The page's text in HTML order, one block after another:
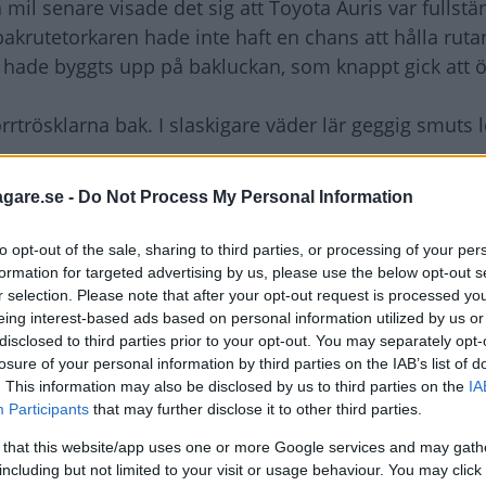
- Do Not Process My Personal Information
opt-out of the sale, sharing to third parties, or processing of your
for targeted advertising by us, please use the below opt-out
selection. Please note that after your opt-out request is processed
interest-based ads based on personal information utilized by us
to third parties prior to your opt-out. You may separately
of your personal information by third parties on the IAB’s list of
This information may also be disclosed by us to third parties on the
Participants that may further disclose it to other third parties.
that this website/app uses one or more Google services and may
but not limited to your visit or usage behaviour. You may
senare visade det sig att Toyota Auris var
hade inte haft en chans att hålla
byggts upp på bakluckan, som knappt gick att
bak. I slaskigare väder lär geggig smuts
spanska Seat Leon. Den yrde igen minst över
och konstigt vore annars. I allt väsentligt handlar
som försetts med en annan kaross och en
105-hästarsdiesel, manuell växellåda och ett
mindre än vad en Golf med motsvarande